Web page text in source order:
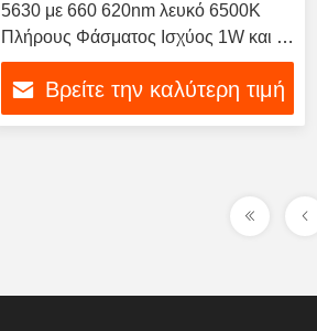
5630 με 660 620nm λευκό 6500K
Πλήρους Φάσματος Ισχύος 1W και 3
Χρόνια Εγγύηση για Διακόσμηση
Ατμόσφαιρας Αυτοκινήτου
Βρείτε την καλύτερη τιμή